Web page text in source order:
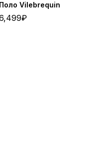
Поло Vilebrequin
₽